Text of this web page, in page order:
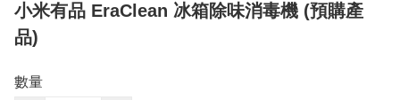
小米有品 EraClean 冰箱除味消毒機 (預購產
品)
數量